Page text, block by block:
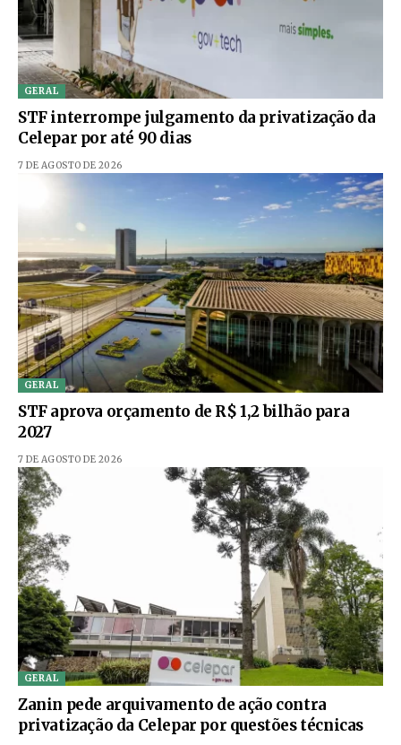
GERAL
STF interrompe julgamento da privatização da
Celepar por até 90 dias
7 DE AGOSTO DE 2026
GERAL
STF aprova orçamento de R$ 1,2 bilhão para
2027
7 DE AGOSTO DE 2026
GERAL
Zanin pede arquivamento de ação contra
privatização da Celepar por questões técnicas